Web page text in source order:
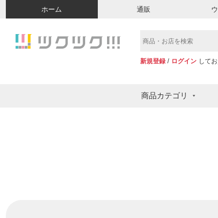
ホーム 通販
新規登録 / ログイン して
商品カテゴリ